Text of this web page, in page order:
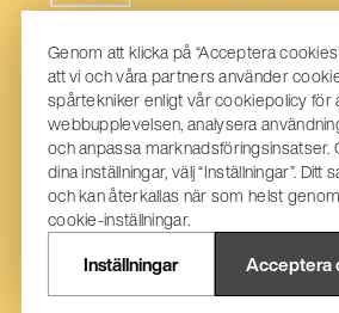
Genom att klicka på “Acceptera
att vi och våra partners använder
spårtekniker enligt vår cookiepolicy för
webbupplevelsen, analysera
och anpassa marknadsföringsinsatser.
dina inställningar, välj “Inställningar”. Ditt
och kan återkallas när som helst
cookie-inställningar.
Inställningar Acceptera